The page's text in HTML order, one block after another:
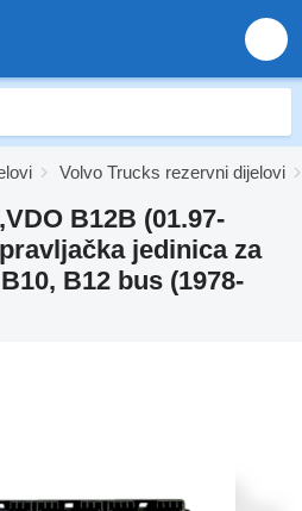
Volvo Trucks rezervni dijelovi
B12B (01.97-
jedinica za
B12 bus (1978-